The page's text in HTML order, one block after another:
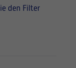
den Filter